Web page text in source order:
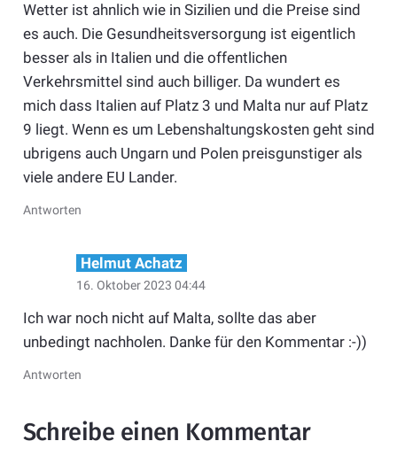
Wetter ist ahnlich wie in Sizilien und die Preise sind
es auch. Die Gesundheitsversorgung ist eigentlich
besser als in Italien und die offentlichen
Verkehrsmittel sind auch billiger. Da wundert es
mich dass Italien auf Platz 3 und Malta nur auf Platz
9 liegt. Wenn es um Lebenshaltungskosten geht sind
ubrigens auch Ungarn und Polen preisgunstiger als
viele andere EU Lander.
Antworten
Helmut Achatz
16. Oktober 2023 04:44
Ich war noch nicht auf Malta, sollte das aber
unbedingt nachholen. Danke für den Kommentar :-))
Antworten
Schreibe einen Kommentar